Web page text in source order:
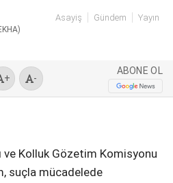
WhatsApp İhbar
Asayiş Gündem Yayın
+ -
ABONE OL
ve Kolluk Gözetim Komisyonu
suçla mücadelede